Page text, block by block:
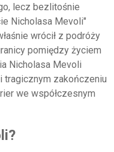
lecz bezlitośnie
Nicholasa Mevoli"
wrócił z podróży
pomiędzy życiem
Nicholasa Mevoli
tragicznym zakończeniu
we współczesnym